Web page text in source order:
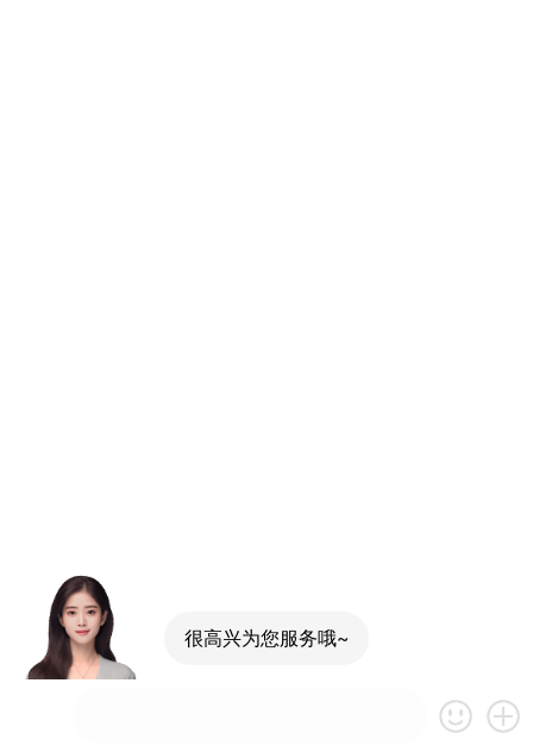
很高兴为您服务哦~